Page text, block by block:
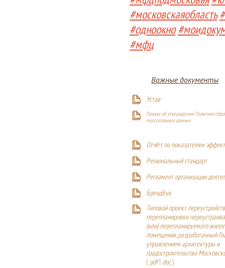
#московскаяобласть
#одноокно
#мфц
Важные документы
Устав
Приказ об утверждении Политики
персональных данных
Отчёт по показателям
Региональный стандарт
Регламент организации
БрендБук
Типовой проект
перепланировки
(или) перепланируемого
помещения, разработанный
управлением архитектуры и
градостроительства
(pdf| doc)